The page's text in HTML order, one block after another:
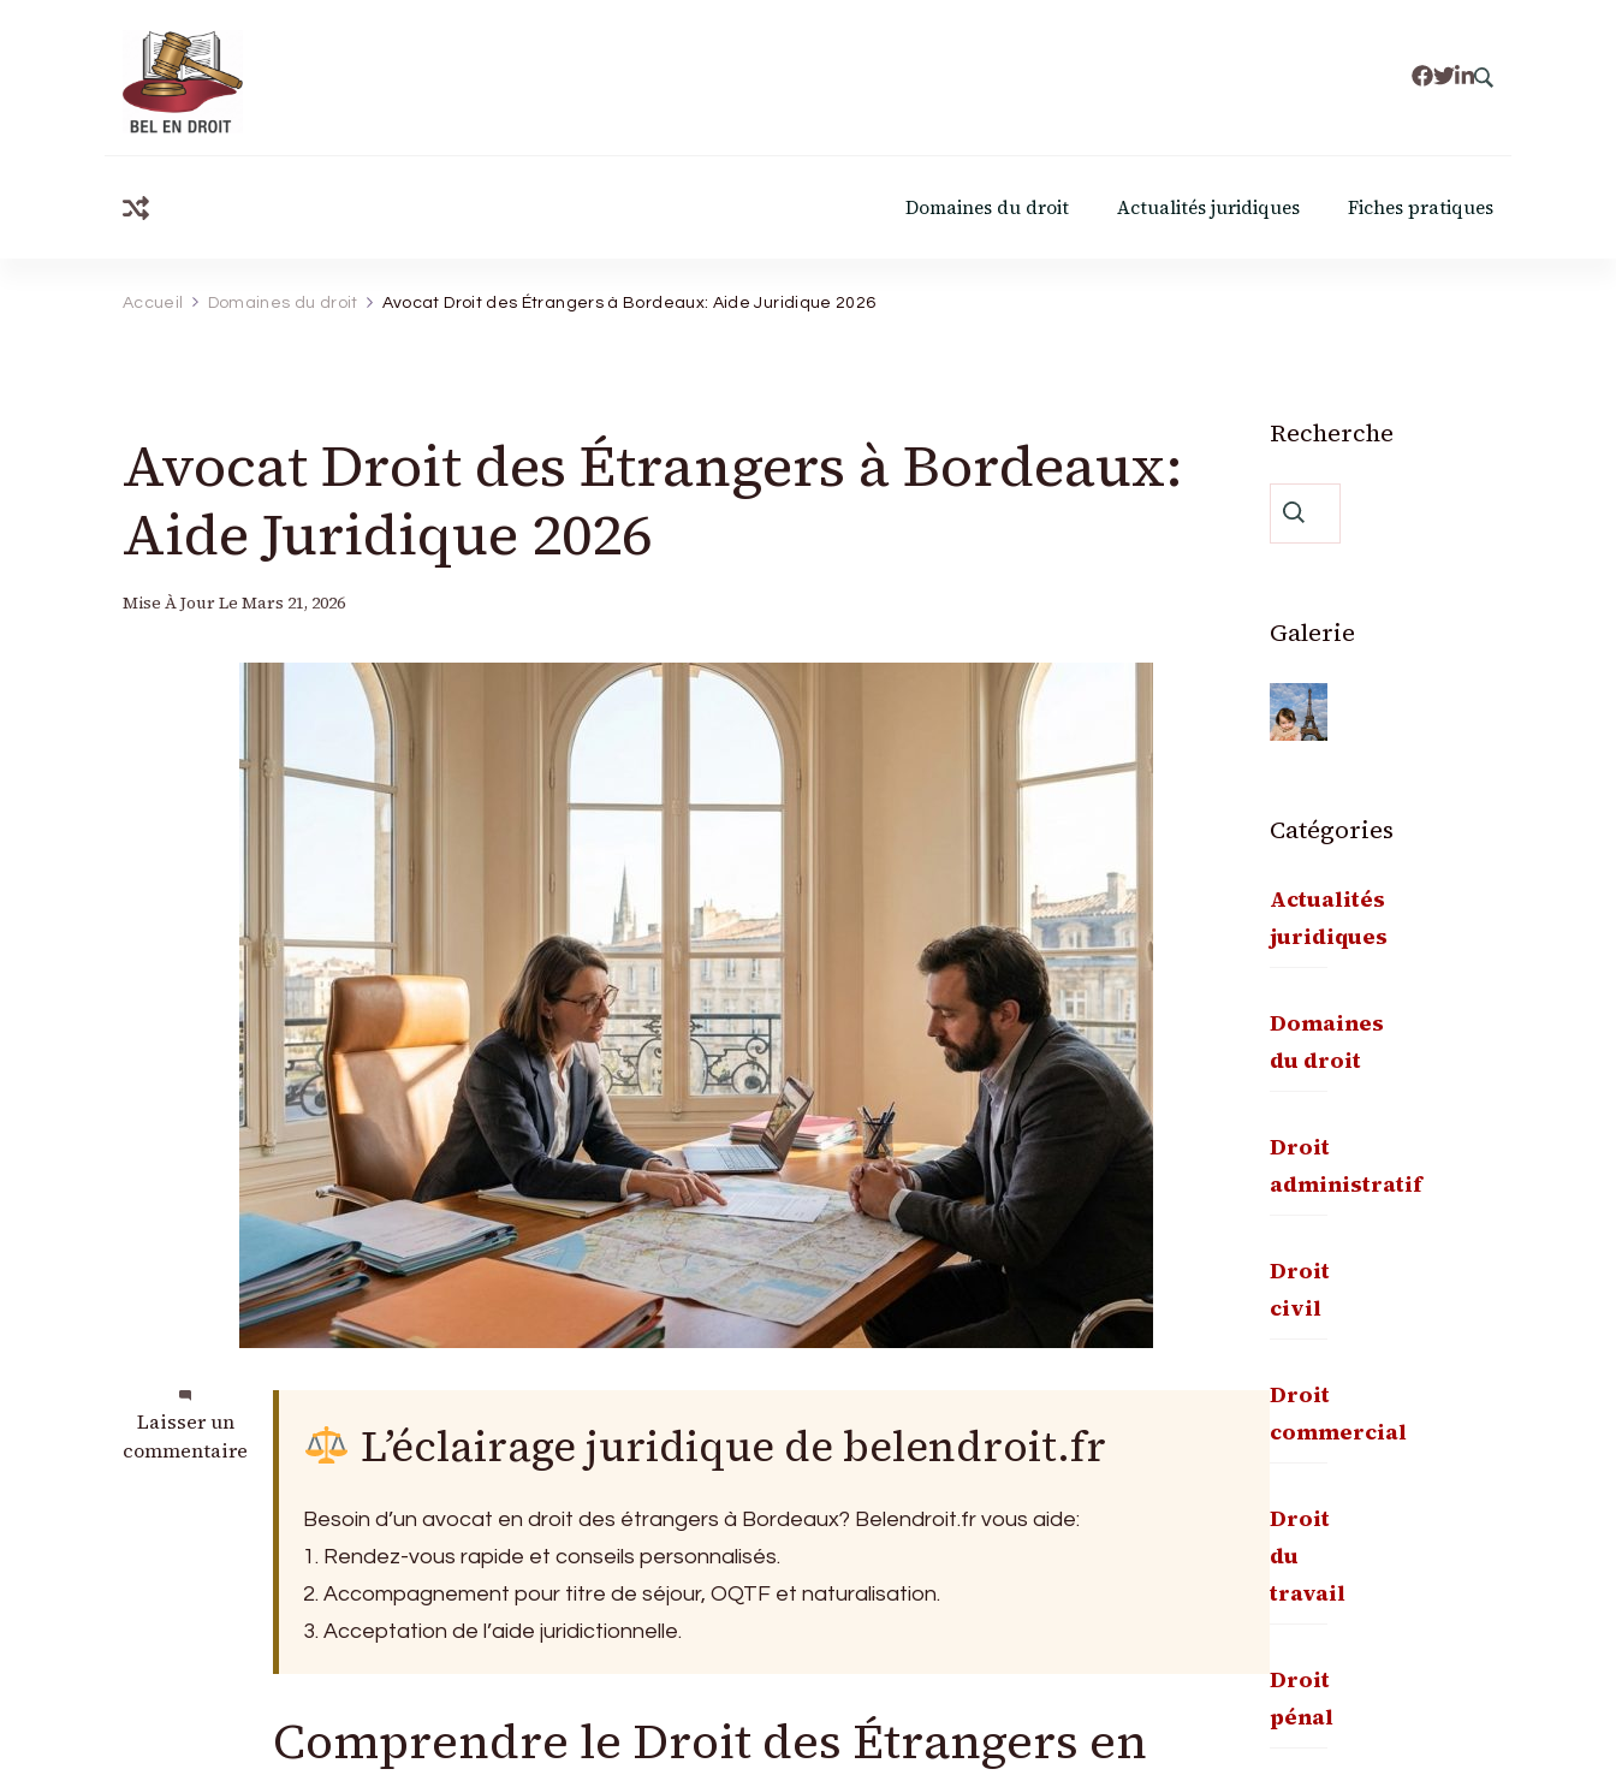
Domaines du droit Actualités juridiques Fiches pratiques
Accueil Domaines du droit Avocat Droit des Étrangers à Bordeaux: Aide Juridique 2026
Avocat Droit des Étrangers à Bordeaux:
Aide Juridique 2026
Mise À Jour Le Mars 21, 2026
Laisser un
commentaire
sur
Avocat
L’éclairage juridique de belendroit.fr
Besoin d’un avocat en droit des étrangers à Bordeaux? Belendroit.fr vous aide:
1. Rendez-vous rapide et conseils personnalisés.
2. Accompagnement pour titre de séjour, OQTF et naturalisation.
3. Acceptation de l’aide juridictionnelle.
Comprendre le Droit des Étrangers en
Recherche
Galerie
Catégories
Actualités
juridiques
Domaines
du droit
Droit
administratif
Droit
civil
Droit
commercial
Droit
du
travail
Droit
pénal